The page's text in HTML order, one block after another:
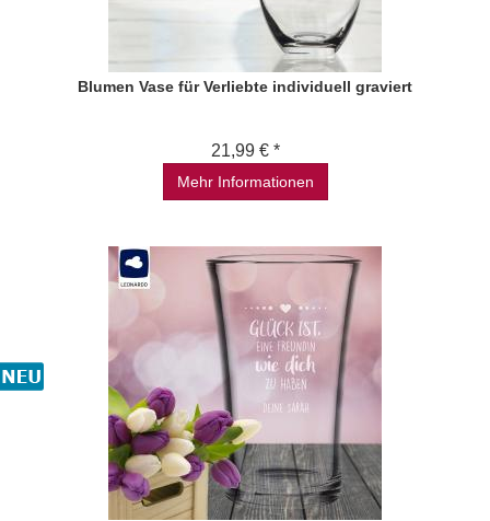
Blumen Vase für Verliebte individuell graviert
21,99 € *
Mehr Informationen